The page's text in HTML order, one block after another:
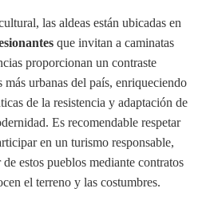
las aldeas están ubicadas en
que invitan a caminatas
proporcionan un contraste
más urbanas del país, enriqueciendo
de la resistencia y adaptación de
Es recomendable respetar
en un turismo responsable,
estos pueblos mediante contratos
el terreno y las costumbres.